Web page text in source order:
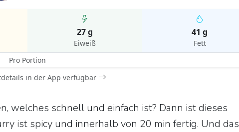
27 g
Eiweiß
41 g
Fett
Pro Portion
in der App verfügbar
welches schnell und einfach ist? Dann ist dieses
ist spicy und innerhalb von 20 min fertig. Und das